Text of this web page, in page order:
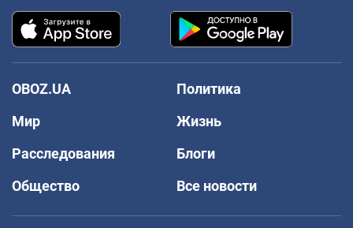
OBOZ.UA
Политика
Мир
Жизнь
Расследования
Блоги
Общество
Все новости